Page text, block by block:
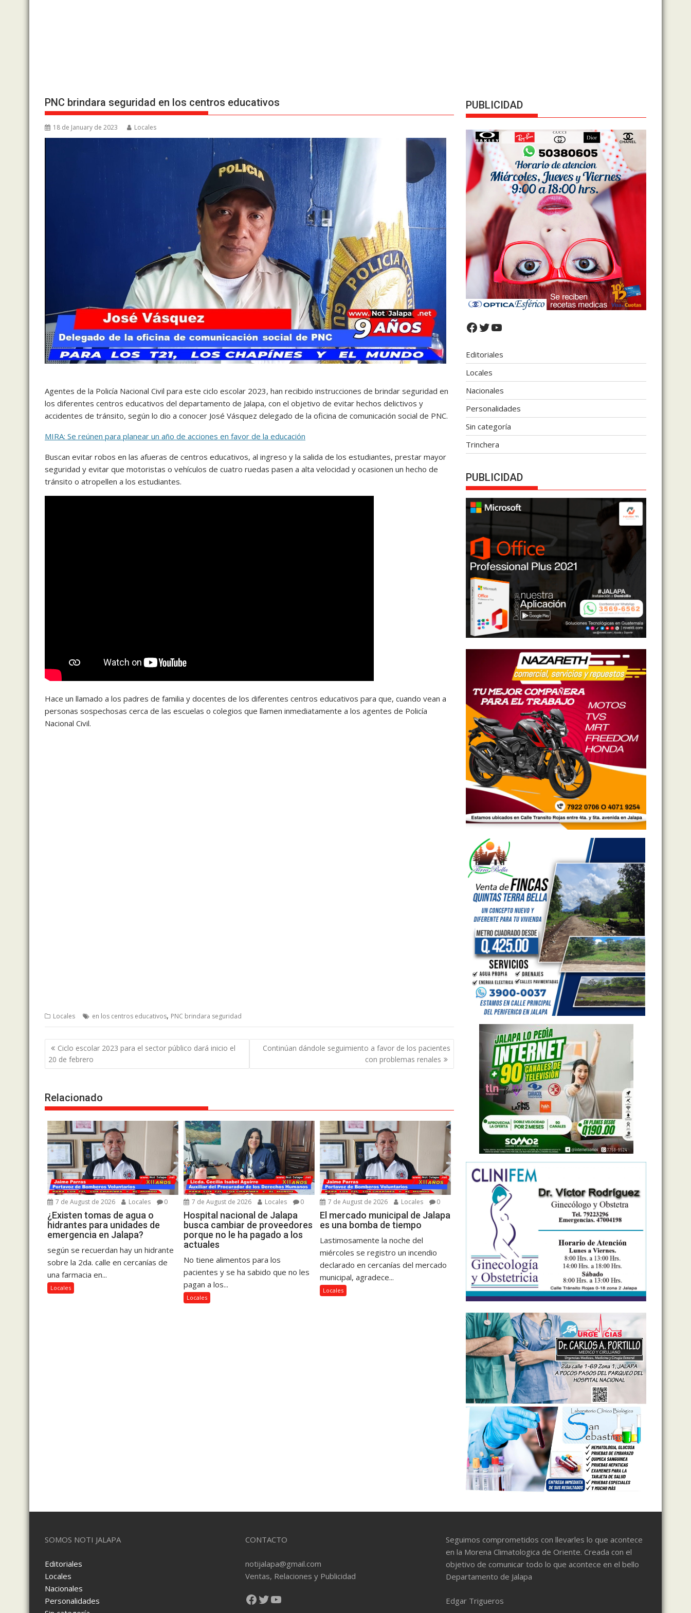
PNC brindara seguridad en los centros educativos
18 de January de 2023 Locales
Agentes de la Policía Nacional Civil para este ciclo escolar 2023, han recibido instrucciones de brindar seguridad en
los diferentes centros educativos del departamento de Jalapa, con el objetivo de evitar hechos delictivos y
accidentes de tránsito, según lo dio a conocer José Vásquez delegado de la oficina de comunicación social de PNC.
MIRA: Se reúnen para planear un año de acciones en favor de la educación
Buscan evitar robos en las afueras de centros educativos, al ingreso y la salida de los estudiantes, prestar mayor
seguridad y evitar que motoristas o vehículos de cuatro ruedas pasen a alta velocidad y ocasionen un hecho de
tránsito o atropellen a los estudiantes.
Hace un llamado a los padres de familia y docentes de los diferentes centros educativos para que, cuando vean a
personas sospechosas cerca de las escuelas o colegios que llamen inmediatamente a los agentes de Policía
Nacional Civil.
Locales en los centros educativos, PNC brindara seguridad
Post
navigation
Ciclo escolar 2023 para el sector público dará inicio el
20 de febrero
Continúan dándole seguimiento a favor de los pacientes
con problemas renales
Relacionado
7 de August de 2026 Locales 0
¿Existen tomas de agua o
hidrantes para unidades de
emergencia en Jalapa?
según se recuerdan hay un hidrante
sobre la 2da. calle en cercanías de
una farmacia en...
Locales
7 de August de 2026 Locales 0
Hospital nacional de Jalapa
busca cambiar de proveedores
porque no le ha pagado a los
actuales
No tiene alimentos para los
pacientes y se ha sabido que no les
pagan a los...
Locales
7 de August de 2026 Locales 0
El mercado municipal de Jalapa
es una bomba de tiempo
Lastimosamente la noche del
miércoles se registro un incendio
declarado en cercanías del mercado
municipal, agradece...
Locales
PUBLICIDAD
Facebook
Twitter
YouTube
Editoriales
Locales
Nacionales
Personalidades
Sin categoría
Trinchera
PUBLICIDAD
SOMOS NOTI JALAPA
Editoriales
Locales
Nacionales
Personalidades
CONTACTO
notijalapa@gmail.com
Ventas, Relaciones y Publicidad
Facebook
Twitter
YouTube
Seguimos comprometidos con llevarles lo que acontece
en la Morena Climatologica de Oriente. Creada con el
objetivo de comunicar todo lo que acontece en el bello
Departamento de Jalapa
Edgar Trigueros